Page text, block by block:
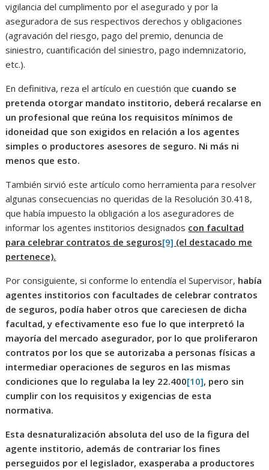
vigilancia del cumplimento por el asegurado y por la
aseguradora de sus respectivos derechos y obligaciones
(agravación del riesgo, pago del premio, denuncia de
siniestro, cuantificación del siniestro, pago indemnizatorio,
etc.).
En definitiva, reza el artículo en cuestión que cuando se
pretenda otorgar mandato institorio, deberá recalarse en
un profesional que reúna los requisitos mínimos de
idoneidad que son exigidos en relación a los agentes
simples o productores asesores de seguro. Ni más ni
menos que esto.
También sirvió este artículo como herramienta para resolver
algunas consecuencias no queridas de la Resolución 30.418,
que había impuesto la obligación a los aseguradores de
informar los agentes institorios designados con facultad
para celebrar contratos de seguros[9] (el destacado me
pertenece).
Por consiguiente, si conforme lo entendía el Supervisor, había
agentes institorios con facultades de celebrar contratos
de seguros, podía haber otros que careciesen de dicha
facultad, y efectivamente eso fue lo que interpretó la
mayoría del mercado asegurador, por lo que proliferaron
contratos por los que se autorizaba a personas físicas a
intermediar operaciones de seguros en las mismas
condiciones que lo regulaba la ley 22.400[10], pero sin
cumplir con los requisitos y exigencias de esta
normativa.
Esta desnaturalización absoluta del uso de la figura del
agente institorio, además de contrariar los fines
perseguidos por el legislador, exasperaba a productores